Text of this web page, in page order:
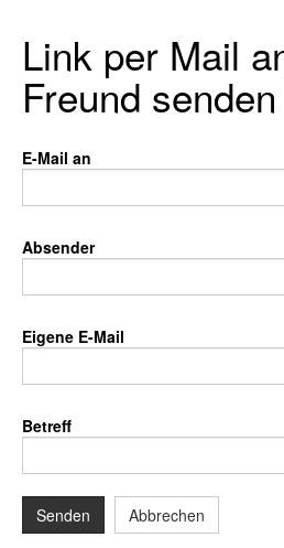
Link per Mail
Freund senden
E-Mail an
Absender
Eigene E-Mail
Betreff
Senden Abbrechen